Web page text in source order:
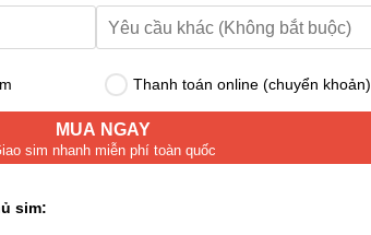
Thanh toán online (chuyển khoản)
MUA NGAY
sim nhanh miễn phí toàn quốc
sim: